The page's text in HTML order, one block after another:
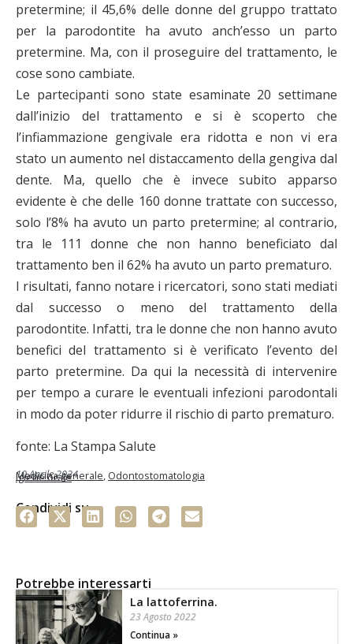
pretermine; il 45,6% delle donne del gruppo trattato
per la parodontite ha avuto anch’esso un parto
pretermine. Ma, con il proseguire del trattamento, le
cose sono cambiate.
Le partecipanti sono state esaminate 20 settimane
dall’inizio del trattamento e si è scoperto che
l’infiammazione gengivale era ridotta e non vi era
stato un aumento nel distaccamento della gengiva dal
dente. Ma, quello che è invece subito apparso
evidente è che delle 160 donne trattate con successo,
solo l’8% ha avuto un parto pretermine; al contrario,
tra le 111 donne che non hanno beneficiato dal
trattamento ben il 62% ha avuto un parto prematuro.
I risultati, fanno notare i ricercatori, sono stati mediati
dal successo o meno del trattamento della
parodontite. Infatti, tra le donne che non hanno avuto
benefici del trattamento si è verificato l’evento del
parto pretermine. Da qui la necessità di intervenire
per tempo a curare le eventuali infezioni parodontali
in modo da poter ridurre il rischio di parto prematuro.
fonte: La Stampa Salute
10 Aprile 2024
Medicina generale, Odontostomatologia
Igiene orale
Condividi su
Potrebbe interessarti
La lattoferrina.
23 Agosto 2022
Continua »